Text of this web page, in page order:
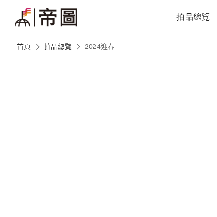
拍品總覽
首頁 拍品總覽 2024迎春